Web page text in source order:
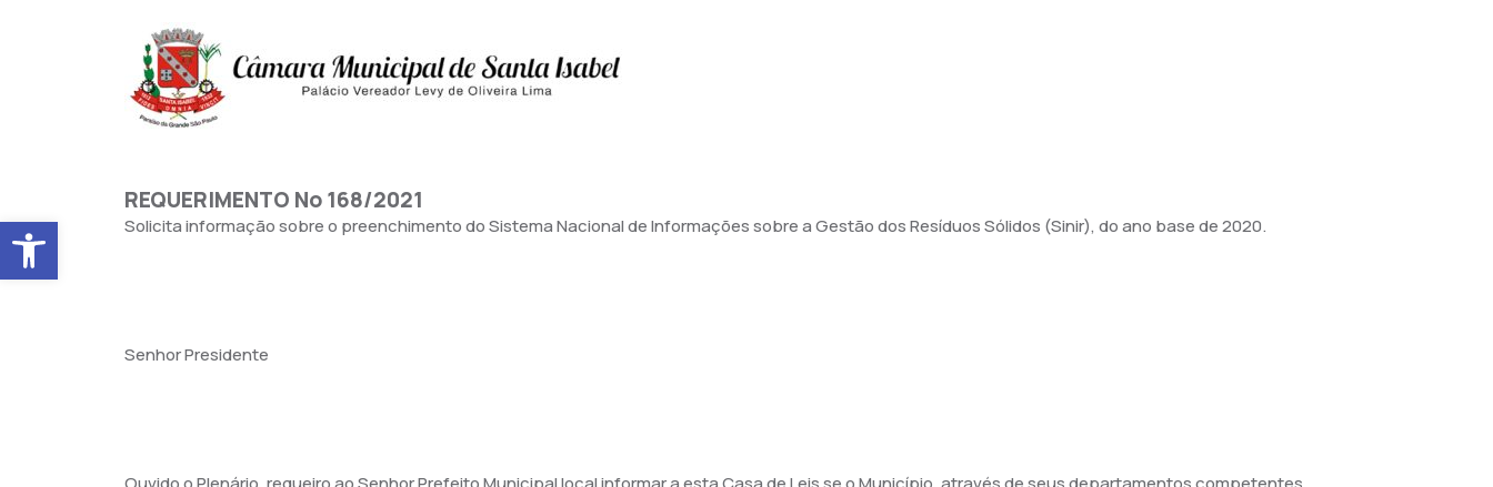
Abrir a barra de ferramentas
REQUERIMENTO No 168/2021
Solicita informação sobre o preenchimento do Sistema Nacional de Informações sobre a Gestão dos Resíduos Sólidos (Sinir), do ano base de 2020.
Senhor Presidente